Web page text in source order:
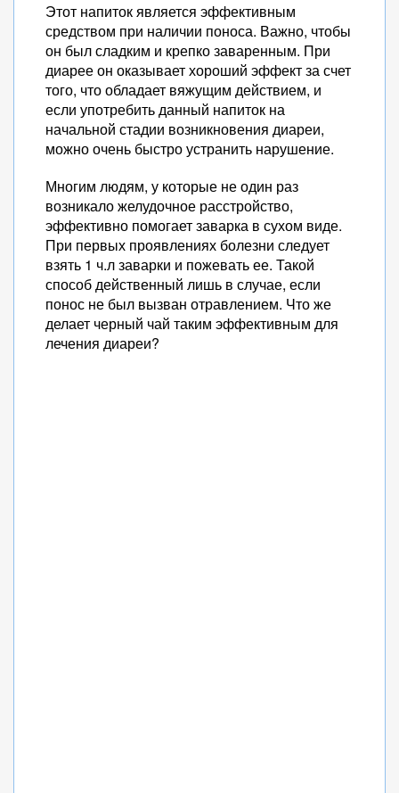
Этот напиток является эффективным
средством при наличии поноса. Важно, чтобы
он был сладким и крепко заваренным. При
диарее он оказывает хороший эффект за счет
того, что обладает вяжущим действием, и
если употребить данный напиток на
начальной стадии возникновения диареи,
можно очень быстро устранить нарушение.
Многим людям, у которые не один раз
возникало желудочное расстройство,
эффективно помогает заварка в сухом виде.
При первых проявлениях болезни следует
взять 1 ч.л заварки и пожевать ее. Такой
способ действенный лишь в случае, если
понос не был вызван отравлением. Что же
делает черный чай таким эффективным для
лечения диареи?